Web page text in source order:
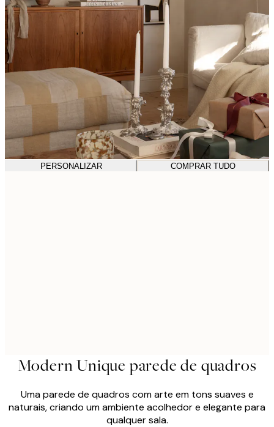
PERSONALIZAR COMPRAR TUDO
Modern Unique parede de quadros
Uma parede de quadros com arte em tons suaves e
naturais, criando um ambiente acolhedor e elegante para
qualquer sala.